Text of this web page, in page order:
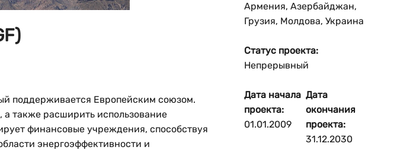
поддерживается Европейским союзом.
а также расширить использование
финансовые учреждения, способствуя
энергоэффективности и
Армения, Азербайджан,
Грузия, Молдова, Украина
Статус проекта:
Непрерывный
Дата начала
проекта:
01.01.2009
Дата
окончания
проекта:
31.12.2030